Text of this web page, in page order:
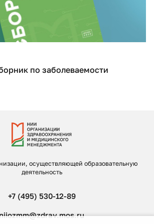
по заболеваемости
осуществляющей образовательную
деятельность
+7 (495) 530-12-89